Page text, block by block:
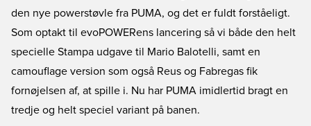
den nye powerstøvle fra PUMA, og det er fuldt forståeligt.
Som optakt til evoPOWERens lancering så vi både den helt
specielle Stampa udgave til Mario Balotelli, samt en
camouflage version som også Reus og Fabregas fik
fornøjelsen af, at spille i. Nu har PUMA imidlertid bragt en
tredje og helt speciel variant på banen.